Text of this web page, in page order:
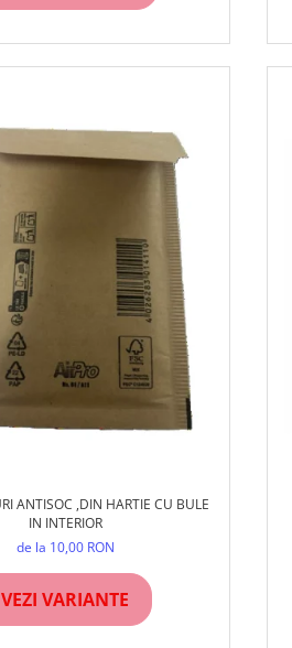
ANTISOC ,DIN HARTIE CU BULE
IN INTERIOR
de la 10,00 RON
VEZI VARIANTE